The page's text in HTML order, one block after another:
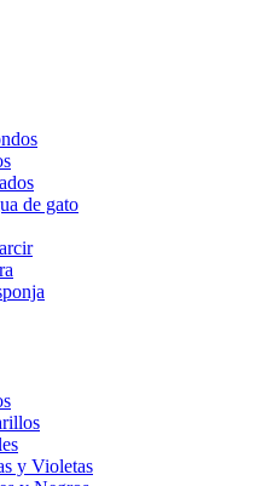
de gato
y Violetas